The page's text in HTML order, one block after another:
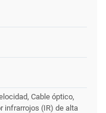
Cable óptico,
infrarrojos (IR) de alta